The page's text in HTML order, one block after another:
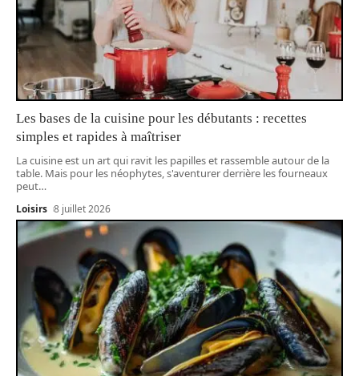
Les bases de la cuisine pour les débutants : recettes
simples et rapides à maîtriser
La cuisine est un art qui ravit les papilles et rassemble autour de la
table. Mais pour les néophytes, s'aventurer derrière les fourneaux
peut…
Loisirs 8 juillet 2026